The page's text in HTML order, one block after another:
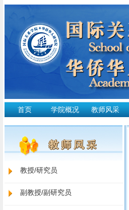
首页 学院概况 教师风采
教授/研究员
副教授/副研究员